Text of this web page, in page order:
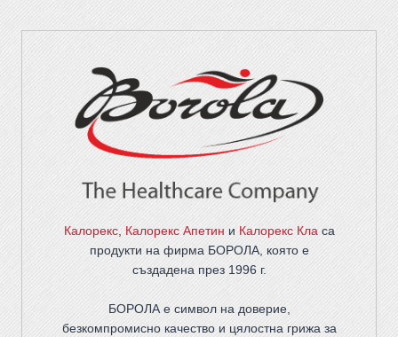
Калорекс,Калорекс Апетин и Калорекс Класа
продукти на фирма БОРОЛА, която е
създадена през 1996 г.
БОРОЛА е символ на доверие,
безкомпромисно качество и цялостна грижа за